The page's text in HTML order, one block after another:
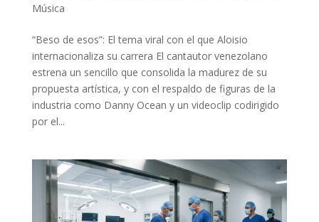
Música
“Beso de esos”: El tema viral con el que Aloisio
internacionaliza su carrera El cantautor venezolano
estrena un sencillo que consolida la madurez de su
propuesta artística, y con el respaldo de figuras de la
industria como Danny Ocean y un videoclip codirigido
por el...